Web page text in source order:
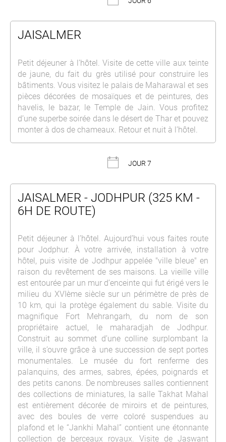
JAISALMER
Petit déjeuner à l’hôtel. Visite de cette ville aux teinte
de jaune, du fait du grès utilisé pour construire les
bâtiments. Vous visitez le palais de Maharawal et ses
pièces décorées de mosaïques et de peintures, des
havelis, le bazar, le Temple de Jain. Vous profitez
d’une superbe soirée dans le désert de Thar et pouvez
monter à dos de chameaux. Retour et nuit à l’hôtel.
JOUR 7
JAISALMER - JODHPUR (325 KM -
6H DE ROUTE)
Petit déjeuner à l’hôtel. Aujourd’hui vous faites route
pour Jodphur. À votre arrivée, installation à votre
hôtel, puis visite de Jodhpur appelée "ville bleue" en
raison du revêtement de ses maisons. La vieille ville
est entourée par un mur d’enceinte qui fut érigé vers le
milieu du XVIème siècle sur un périmètre de près de
10 km, qui la protège également du sable. Visite du
magnifique Fort Mehrangarh, du nom de son
propriétaire actuel, le maharadjah de Jodhpur.
Construit au sommet d’une colline surplombant la
ville, il s’ouvre grâce à une succession de sept portes
monumentales. Le musée du fort renferme des
palanquins, des armes, sabres, épées, poignards et
des petits canons. De nombreuses salles contiennent
des collections de miniatures, la salle Takhat Mahal
est entièrement décorée de miroirs et de peintures,
avec des boules de verre coloré suspendues au
plafond et le “Jankhi Mahal” contient une étonnante
collection de berceaux royaux. Visite de Jaswant